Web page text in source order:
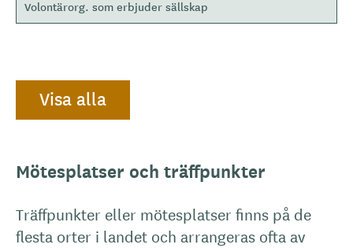
Volontärorg. som erbjuder sällskap
Visa alla
Mötesplatser och träffpunkter
Träffpunkter eller mötesplatser finns på de
flesta orter i landet och arrangeras ofta av